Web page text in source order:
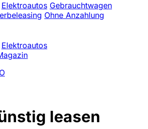
Elektroautos Gebrauchtwagen
Ohne Anzahlung
Elektroautos
leasen